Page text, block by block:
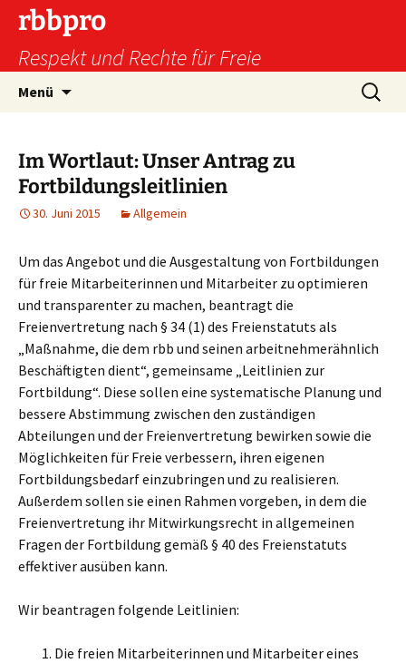
Zum
Inhalt
springen
rbbpro
Respekt und Rechte für Freie
Menü
Suchen
nach:
Im Wortlaut: Unser Antrag zu
Fortbildungsleitlinien
30. Juni 2015 Allgemein
Um das Angebot und die Ausgestaltung von Fortbildungen
für freie Mitarbeiterinnen und Mitarbeiter zu optimieren
und transparenter zu machen, beantragt die
Freienvertretung nach § 34 (1) des Freienstatuts als
„Maßnahme, die dem rbb und seinen arbeitnehmerähnlich
Beschäftigten dient“, gemeinsame „Leitlinien zur
Fortbildung“. Diese sollen eine systematische Planung und
bessere Abstimmung zwischen den zuständigen
Abteilungen und der Freienvertretung bewirken sowie die
Möglichkeiten für Freie verbessern, ihren eigenen
Fortbildungsbedarf einzubringen und zu realisieren.
Außerdem sollen sie einen Rahmen vorgeben, in dem die
Freienvertretung ihr Mitwirkungsrecht in allgemeinen
Fragen der Fortbildung gemäß § 40 des Freienstatuts
effektiver ausüben kann.
Wir beantragen folgende Leitlinien:
Die freien Mitarbeiterinnen und Mitarbeiter eines